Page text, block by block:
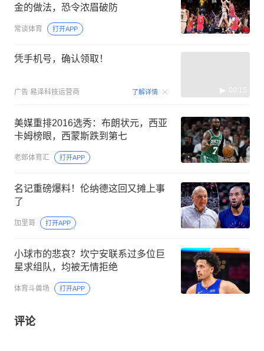
金的做法，恐令浓眉破防
常谈体育 打开APP
凭手机号，确认领取！
广告 易泽科技运营商 了解详情 00:15
美媒重排2016选秀：布朗状元，西亚
卡姆榜眼，西蒙斯跌到第七
老郎体育汇 打开APP
名记重磅爆料！伦纳德这回又摊上事
了
加里哥 打开APP
小球市的悲哀？坎宁安联系过多位巨
星求组队，均被无情拒绝
体育斗兽场 打开APP
评论